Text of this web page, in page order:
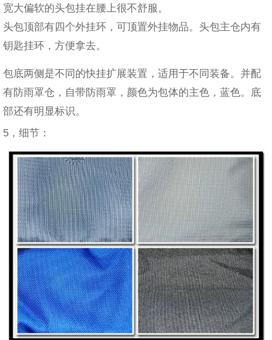
宽大偏软的头包挂在腰上很不舒服。
头包顶部有四个外挂环，可顶置外挂物品。头包主仓内有
钥匙挂环，方便拿去。
包底两侧是不同的快挂扩展装置，适用于不同装备。并配
有防雨罩仓，自带防雨罩，颜色为包体的主色，蓝色。底
部还有明显标识。
5，细节：